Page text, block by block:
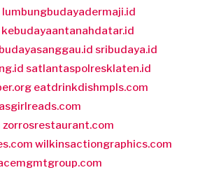
lumbungbudayadermaji.id
kebudayaantanahdatar.id
sribudaya.id
satlantaspolresklaten.id
eatdrinkdishmpls.com
zorrosrestaurant.com
wilkinsactiongraphics.com